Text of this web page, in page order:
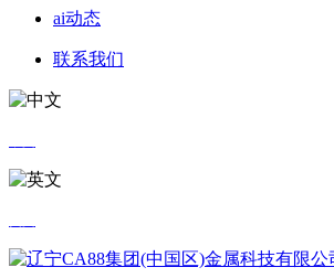
ai动态
联系我们